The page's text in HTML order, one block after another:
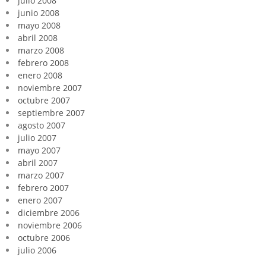
junio 2008
mayo 2008
abril 2008
marzo 2008
febrero 2008
enero 2008
noviembre 2007
octubre 2007
septiembre 2007
agosto 2007
julio 2007
mayo 2007
abril 2007
marzo 2007
febrero 2007
enero 2007
diciembre 2006
noviembre 2006
octubre 2006
julio 2006